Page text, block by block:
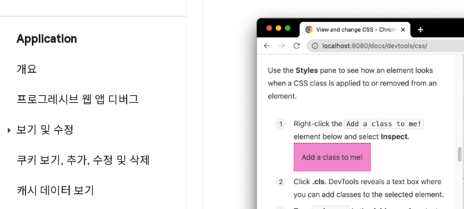
Application
개요
프로그레시브 웹 앱 디버그
보기 및 수정
쿠키 보기 , 추가, 수정 및 삭제
캐시 데이터 보기